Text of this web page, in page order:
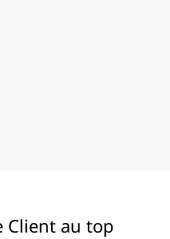
Client au top